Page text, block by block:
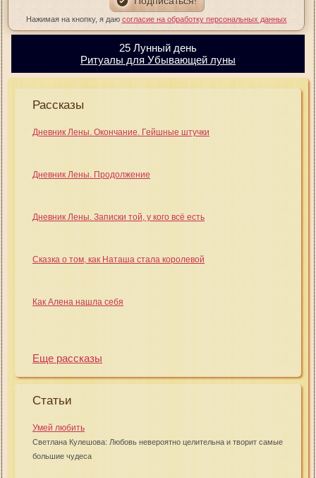
Нажимая на кнопку, я даю согласие на обработку персональных данных
25 Лунный день
Ритуалы для Убывающей луны
Рассказы
Дневник Лены. Окончание. Гейшные штучки
Дневник Лены. Продолжение
Дневник Лены. Записки той, у кого всё есть
Сказка о том, как Наташа стала королевой
Как Алена нашла себя
Еще рассказы
Статьи
Умей любить
Светлана Кулешова: Любовь невероятно целительна и творит самые
большие чудеса